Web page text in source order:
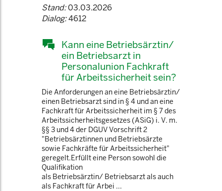
Stand:03.03.2026
Dialog:4612
Kann eine Betriebsärztin/
ein Betriebsarzt in
Personalunion Fachkraft
für Arbeitssicherheit sein?
Die Anforderungen an eine Betriebsärztin/
einen Betriebsarzt sind in § 4 und an eine
Fachkraft für Arbeitssicherheit im § 7 des
Arbeitssicherheitsgesetzes (ASiG) i. V. m.
§§ 3 und 4 der DGUV Vorschrift 2
"Betriebsärztinnen und Betriebsärzte
sowie Fachkräfte für Arbeitssicherheit"
geregelt.Erfüllt eine Person sowohl die
Qualifikation
als Betriebsärztin/ Betriebsarzt als auch
als Fachkraft für Arbei ...